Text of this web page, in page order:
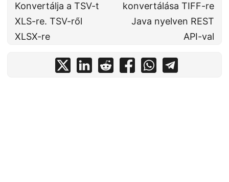
Konvertálja a TSV-t
XLS-re. TSV-ről
XLSX-re
konvertálása TIFF-re
Java nyelven REST
API-val